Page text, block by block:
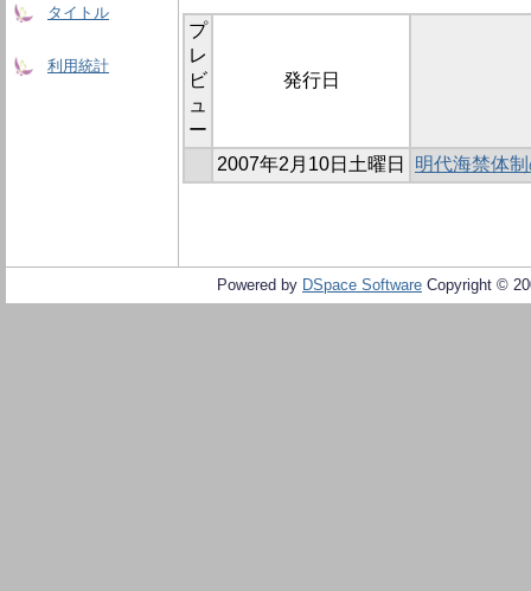
タイトル
利用統計
プ
レ
ビ
ュ
ー
発行日
2007年2月10日土曜日 明代海禁体
Powered by DSpace Software Copyright ©